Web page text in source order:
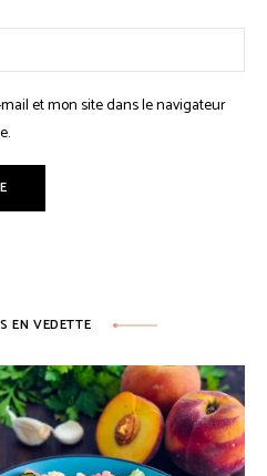
et mon site dans le navigateur
EN VEDETTE